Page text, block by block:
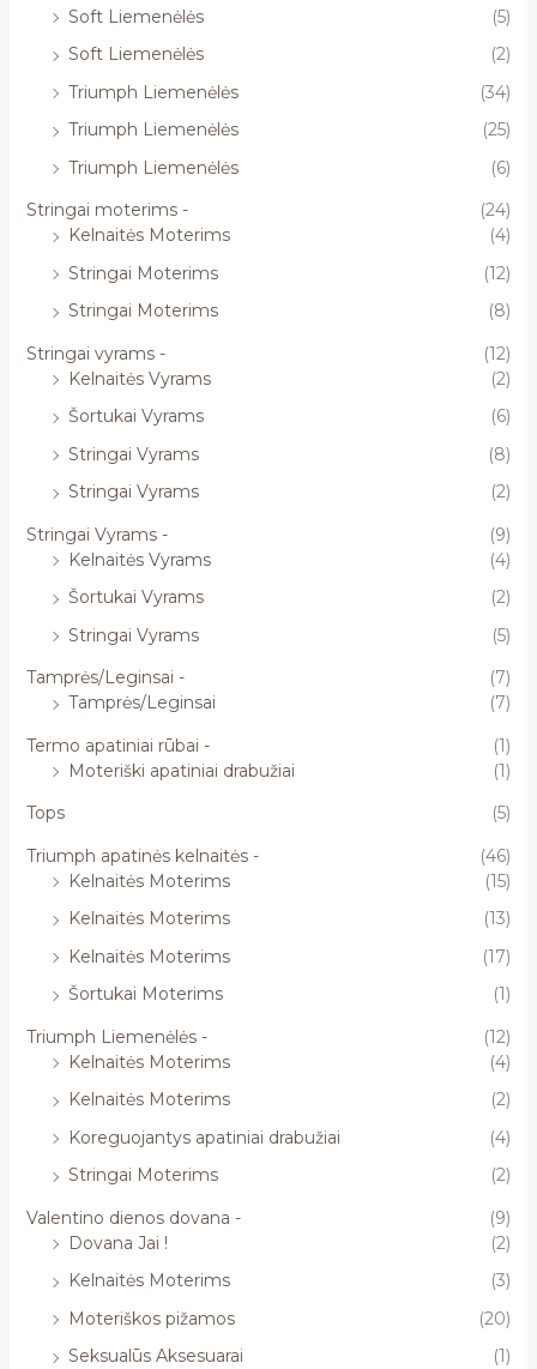
Soft Liemenėlės
(5)
Soft Liemenėlės
(2)
Triumph Liemenėlės
(34)
Triumph Liemenėlės
(25)
Triumph Liemenėlės
(6)
Stringai moterims -
(24)
Kelnaitės Moterims
(4)
Stringai Moterims
(12)
Stringai Moterims
(8)
Stringai vyrams -
(12)
Kelnaitės Vyrams
(2)
Šortukai Vyrams
(6)
Stringai Vyrams
(8)
Stringai Vyrams
(2)
Stringai Vyrams -
(9)
Kelnaitės Vyrams
(4)
Šortukai Vyrams
(2)
Stringai Vyrams
(5)
Tamprės/Leginsai -
(7)
Tamprės/Leginsai
(7)
Termo apatiniai rūbai -
(1)
Moteriški apatiniai drabužiai
(1)
Tops
(5)
Triumph apatinės kelnaitės -
(46)
Kelnaitės Moterims
(15)
Kelnaitės Moterims
(13)
Kelnaitės Moterims
(17)
Šortukai Moterims
(1)
Triumph Liemenėlės -
(12)
Kelnaitės Moterims
(4)
Kelnaitės Moterims
(2)
Koreguojantys apatiniai drabužiai
(4)
Stringai Moterims
(2)
Valentino dienos dovana -
(9)
Dovana Jai !
(2)
Kelnaitės Moterims
(3)
Moteriškos pižamos
(20)
Seksualūs Aksesuarai
(1)